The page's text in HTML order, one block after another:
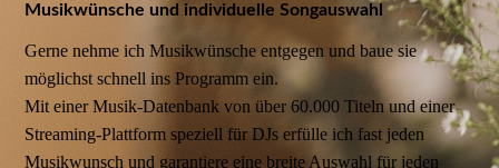
Musikwünsche und individuelle Songauswahl
Gerne nehme ich Musikwünsche entgegen und baue sie
möglichst schnell ins Programm ein.
Mit einer Musik-Datenbank von über 60.000 Titeln und einer
Streaming-Plattform speziell für DJs erfülle ich fast jeden
Musikwunsch und garantiere eine breite Auswahl für jeden